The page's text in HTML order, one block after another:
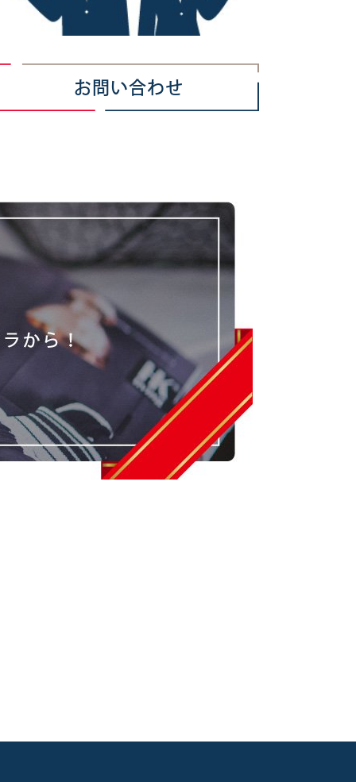
お問い合わせ